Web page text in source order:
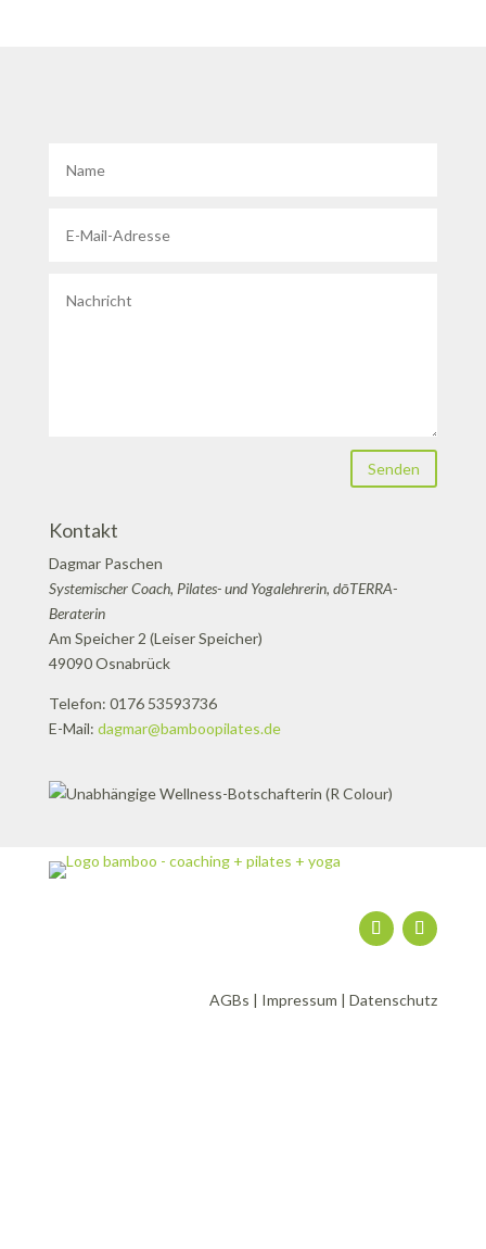
Senden
Kontakt
Dagmar Paschen
Systemischer Coach, Pilates- und Yogalehrerin, dōTERRA-
Beraterin
Am Speicher 2 (Leiser Speicher)
49090 Osnabrück
Telefon: 0176 53593736
E-Mail: dagmar@bamboopilates.de
AGBs | Impressum |Datenschutz